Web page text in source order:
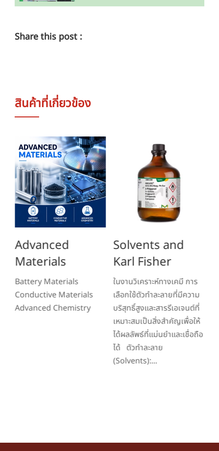
Share this post :
สินค้าที่เกี่ยวข้อง
Advanced
Materials
Battery Materials
Conductive Materials
Advanced Chemistry
Solvents and
Karl Fisher
ในงานวิเคราะห์ทางเคมี การ
เลือกใช้ตัวทำละลายที่มีความ
บริสุทธิ์สูงและสารรีเอเจนต์ที่
เหมาะสมเป็นสิ่งสำคัญเพื่อให้
ได้ผลลัพธ์ที่แม่นยำและเชื่อถือ
ได้ ตัวทำละลาย
(Solvents):...